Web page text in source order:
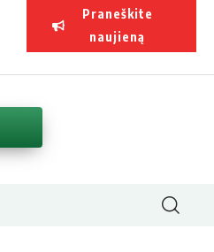
Praneškite
naujieną